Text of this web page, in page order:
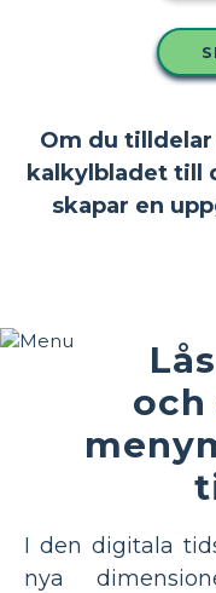
Om du
kalkylbladet till
skapar en
I den digitala
nya